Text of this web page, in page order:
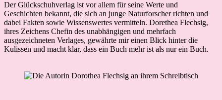
Der Glückschuhverlag ist vor allem für seine Werte und
Geschichten bekannt, die sich an junge Naturforscher richten und
dabei Fakten sowie Wissenswertes vermitteln. Dorethea Flechsig,
ihres Zeichens Chefin des unabhängigen und mehrfach
ausgezeichneten Verlages, gewährte mir einen Blick hinter die
Kulissen und macht klar, dass ein Buch mehr ist als nur ein Buch.